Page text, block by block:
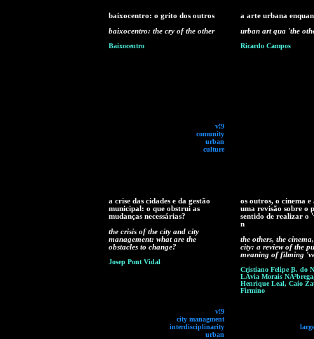
baixocentro: o grito dos outros
baixocentro: the cry of the other
Baixocentro
v!9
comunity
urban
culture
a arte urbana
urban art qua 'the
Ricardo Campos
a crise das cidades e da gestão
municipal: o que obstrui as
mudanças necessárias?
the crisis of the city and city
management: what are the
obstacles to change?
Josep Pont Vidal
v!9
city managment
interdisciplinarity
urban
os outros, o cinema e
uma revisão sobre o
sentido de realizar o
n
the others, the
city: a review of the
meaning of filming
Cristiano Felipe B. do
LÃ­via Morais
Henrique Leal, Caio
Firmino